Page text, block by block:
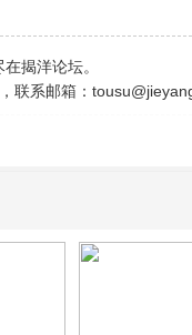
在揭洋论坛。
邮箱：